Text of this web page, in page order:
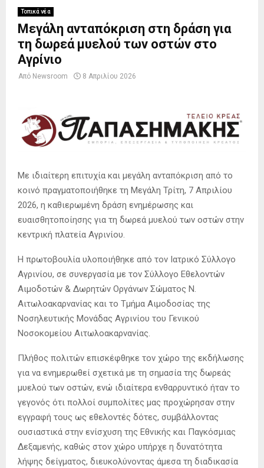
Τοπικά νέα
Μεγάλη ανταπόκριση στη δράση για
τη δωρεά μυελού των οστών στο
Αγρίνιο
Από Newsroom 8 Απριλίου 2026
Με ιδιαίτερη επιτυχία και μεγάλη ανταπόκριση από το
κοινό πραγματοποιήθηκε τη Μεγάλη Τρίτη, 7 Απριλίου
2026, η καθιερωμένη δράση ενημέρωσης και
ευαισθητοποίησης για τη δωρεά μυελού των οστών στην
κεντρική πλατεία Αγρινίου.
Η πρωτοβουλία υλοποιήθηκε από τον Ιατρικό Σύλλογο
Αγρινίου, σε συνεργασία με τον Σύλλογο Εθελοντών
Αιμοδοτών & Δωρητών Οργάνων Σώματος Ν.
Αιτωλοακαρνανίας και το Τμήμα Αιμοδοσίας της
Νοσηλευτικής Μονάδας Αγρινίου του Γενικού
Νοσοκομείου Αιτωλοακαρνανίας.
Πλήθος πολιτών επισκέφθηκε τον χώρο της εκδήλωσης
για να ενημερωθεί σχετικά με τη σημασία της δωρεάς
μυελού των οστών, ενώ ιδιαίτερα ενθαρρυντικό ήταν το
γεγονός ότι πολλοί συμπολίτες μας προχώρησαν στην
εγγραφή τους ως εθελοντές δότες, συμβάλλοντας
ουσιαστικά στην ενίσχυση της Εθνικής και Παγκόσμιας
Δεξαμενής, καθώς στον χώρο υπήρχε η δυνατότητα
λήψης δείγματος, διευκολύνοντας άμεσα τη διαδικασία